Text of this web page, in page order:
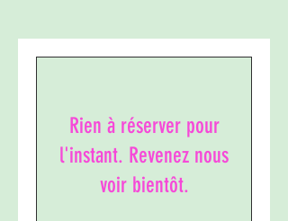
Rien à réserver pour
l'instant. Revenez nous
voir bientôt.